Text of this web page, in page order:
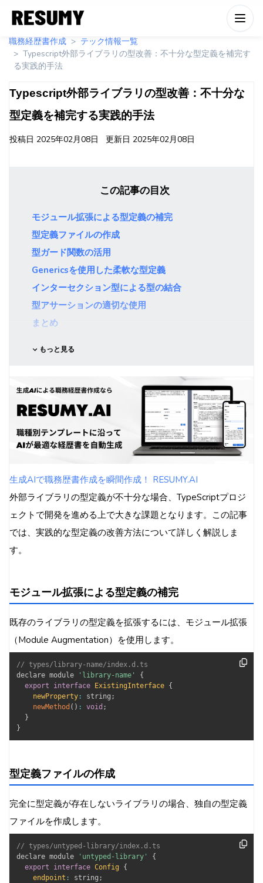
職務経歴書作成
テック情報一覧
Typescript外部ライブラリの型改善：不十分な型定義を補完す
る実践的手法
Typescript外部ライブラリの型改善：不十分な
型定義を補完する実践的手法
投稿日 2025年02月08日 更新日 2025年02月08日
この記事の目次
モジュール拡張による型定義の補完
型定義ファイルの作成
型ガード関数の活用
Genericsを使用した柔軟な型定義
インターセクション型による型の結合
型アサーションの適切な使用
まとめ
もっと見る
生成AIで職務歴書作成を瞬間作成！ RESUMY.AI
外部ライブラリの型定義が不十分な場合、TypeScriptプロジ
ェクトで開発を進める上で大きな課題となります。この記事
では、実践的な型定義の改善方法について詳しく解説しま
す。
モジュール拡張による型定義の補完
既存のライブラリの型定義を拡張するには、モジュール拡張
（Module Augmentation）を使用します。
// types/library-name/index.d.ts
declare module
'library-name'
{
export
interface ExistingInterface {
newProperty : string ;
newMethod ( ) : void ;
}
}
型定義ファイルの作成
完全に型定義が存在しないライブラリの場合、独自の型定義
ファイルを作成します。
// types/untyped-library/index.d.ts
declare module
'untyped-library'
{
export
interface Config
{
endpoint : string ;